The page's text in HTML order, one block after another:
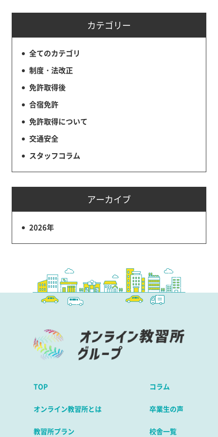
カテゴリー
全てのカテゴリ
制度・法改正
免許取得後
合宿免許
免許取得について
交通安全
スタッフコラム
アーカイブ
2026年
TOP コラム
オンライン教習所とは 卒業生の声
教習所プラン 校舎一覧